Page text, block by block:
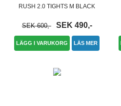
RUSH 2.0 TIGHTS M BLACK
SEK 600,- SEK 490,-
LÄGG I VARUKORG LÄS MER